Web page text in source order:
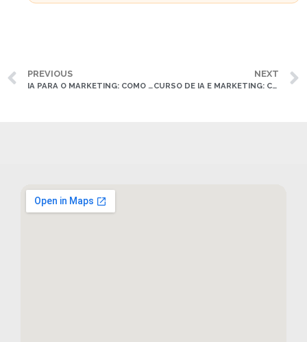
PREVIOUS
IA PARA O MARKETING: COMO UTILIZAR INTELIGÊNCIA ARTIFICIAL PARA ATRAIR MAIS PACIENTES
NEXT
CURSO DE IA E MARKETING: COMO UTILIZAR TECNOLOGIA PARA ATRAIR MAIS PACIENTES PARA SEU CONSULTÓRIO